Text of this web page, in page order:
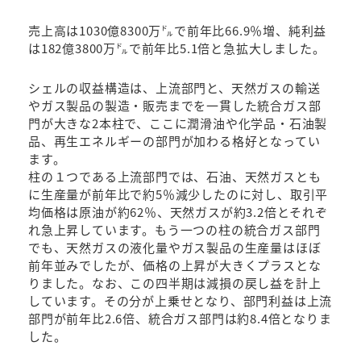
売上高は1030億8300万㌦で前年比66.9％増、純利益
は182億3800万㌦で前年比5.1倍と急拡大しました。
シェルの収益構造は、上流部門と、天然ガスの輸送
やガス製品の製造・販売までを一貫した統合ガス部
門が大きな2本柱で、ここに潤滑油や化学品・石油製
品、再生エネルギーの部門が加わる格好となってい
ます。
柱の１つである上流部門では、石油、天然ガスとも
に生産量が前年比で約5％減少したのに対し、取引平
均価格は原油が約62％、天然ガスが約3.2倍とそれぞ
れ急上昇しています。もう一つの柱の統合ガス部門
でも、天然ガスの液化量やガス製品の生産量はほぼ
前年並みでしたが、価格の上昇が大きくプラスとな
りました。なお、この四半期は減損の戻し益を計上
しています。その分が上乗せとなり、部門利益は上流
部門が前年比2.6倍、統合ガス部門は約8.4倍となりま
した。